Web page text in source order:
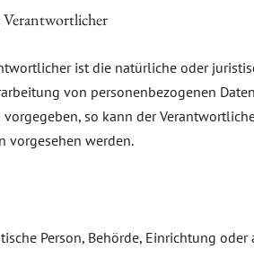
ist die natürliche oder
von personenbezogenen
so kann der
vorgesehen werden.
Person, Behörde, Einrichtung